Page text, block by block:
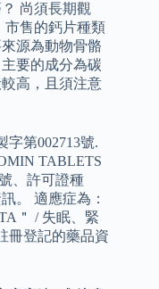
尚須長期觀
市售的鈣片種類
源為動物骨骼
要的成分為碳
高，且須注意
字第002713號.
TABLETS
、許可證種
。 適應症為：
＂ / 失眠、緊
冊登記的藥品資